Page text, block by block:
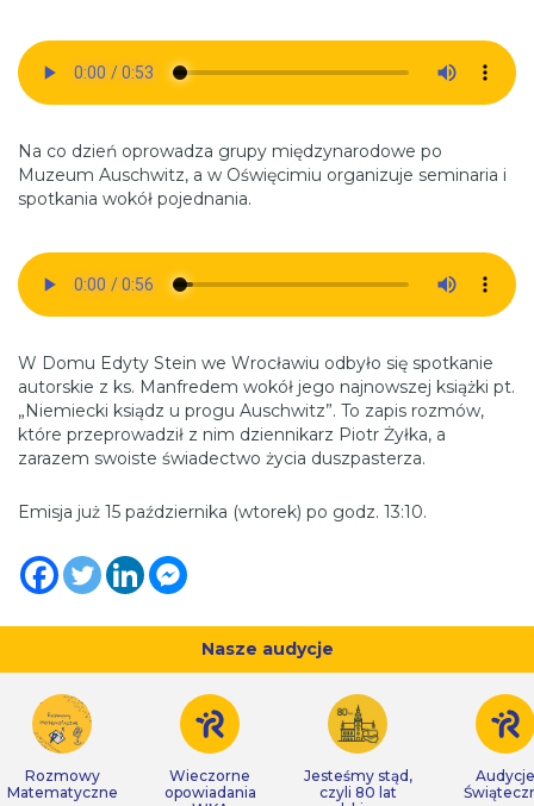
Na co dzień oprowadza grupy międzynarodowe po
Muzeum Auschwitz, a w Oświęcimiu organizuje seminaria i
spotkania wokół pojednania.
W Domu Edyty Stein we Wrocławiu odbyło się spotkanie
autorskie z ks. Manfredem wokół jego najnowszej książki pt.
„Niemiecki ksiądz u progu Auschwitz”. To zapis rozmów,
które przeprowadził z nim dziennikarz Piotr Żyłka, a
zarazem swoiste świadectwo życia duszpasterza.
Emisja już 15 października (wtorek) po godz. 13:10.
Nasze audycje
Rozmowy
Matematyczne
Wieczorne
opowiadania
Jesteśmy stąd,
czyli 80 lat
Audycje